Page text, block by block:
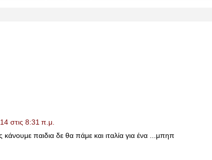
στις 8:31 π.μ.
κάνουμε παιδια δε θα πάμε και ιταλία για ένα ...μπηπ